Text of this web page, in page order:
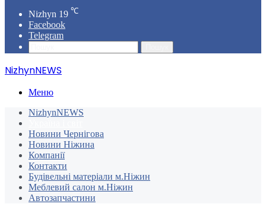
Nizhyn 19 ℃
Facebook
Telegram
NizhynNEWS
Меню
NizhynNEWS
Новини Чернігова
Новини Ніжина
Компанії
Контакти
Будівельні матеріали м.Ніжин
Меблевий салон м.Ніжин
Автозапчастини